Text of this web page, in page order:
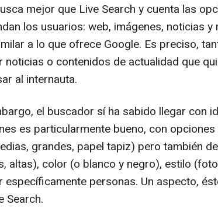
mejor que Live Search y cuenta las
los usuarios: web, imágenes, noticias
a lo que ofrece Google. Es preciso,
noticias o contenidos de actualidad que
al internauta.
el buscador sí ha sabido llegar con
es particularmente bueno, con
grandes, papel tapiz) pero también
altas), color (o blanco y negro), estilo
específicamente personas. Un aspecto,
Search.